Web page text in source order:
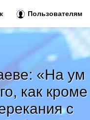
«На ум
как кроме
с
Пользователям